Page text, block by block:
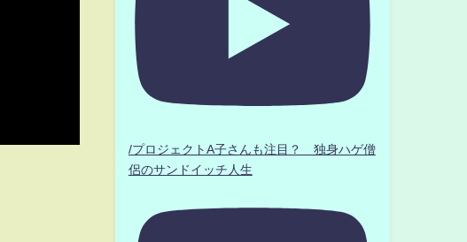
/プロジェクトA子さんも注目？ 独身ハゲ僧
侶のサンドイッチ人生